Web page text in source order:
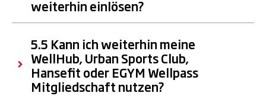
weiterhin einlösen?
5.5 Kann ich weiterhin meine
WellHub, Urban Sports Club,
Hansefit oder EGYM Wellpass
Mitgliedschaft nutzen?